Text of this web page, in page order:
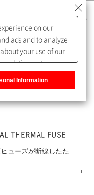
THERMAL FUSE
ューズが断線したた
on our
ads and to analyze
your use of our
partners,
with our partners.
settings on our
Information